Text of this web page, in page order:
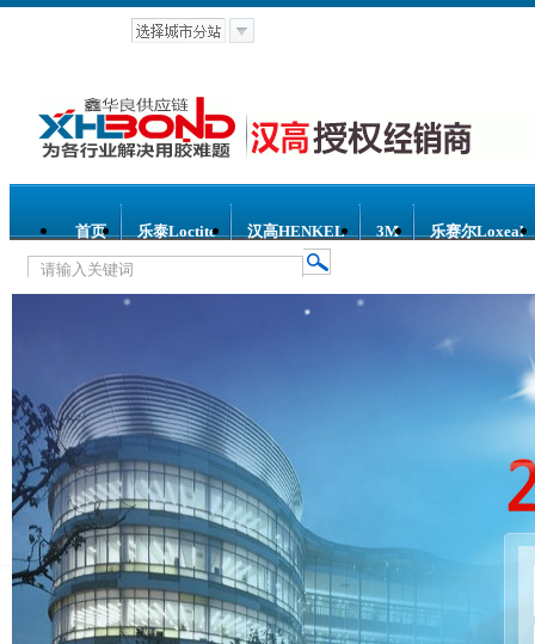
首页 乐泰Loctite 汉高HENKEL 3M 乐赛尔Loxeal
热门关键词： 乐泰胶水 汉高胶水 乐赛尔胶水 3M胶水